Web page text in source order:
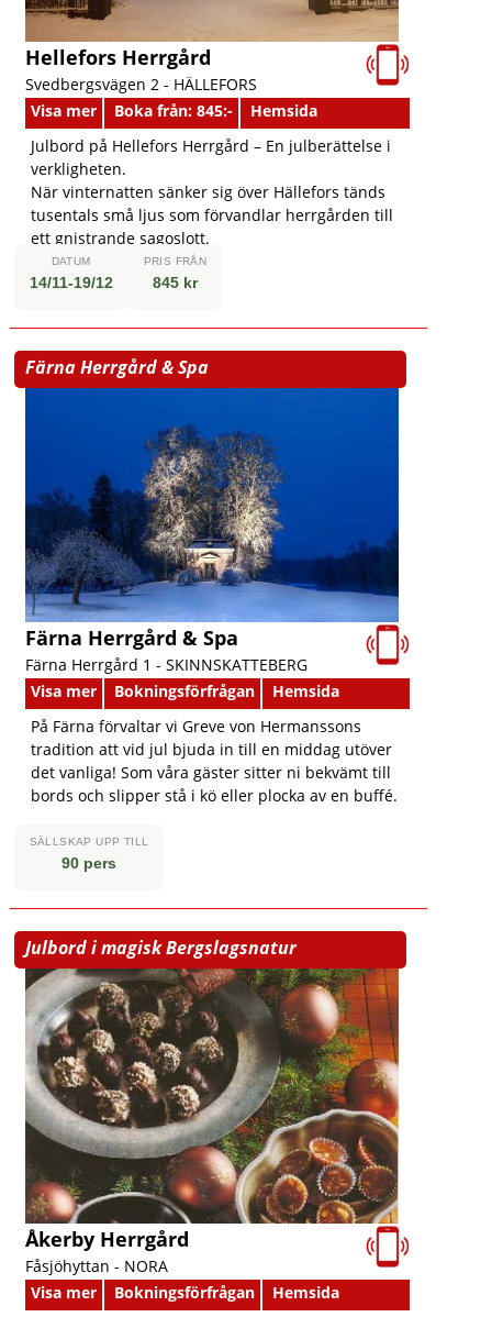
Hellefors Herrgård
Svedbergsvägen 2 - HÄLLEFORS
Visa mer
Boka från: 845:-
Hemsida
Julbord på Hellefors Herrgård – En julberättelse i
verkligheten.
När vinternatten sänker sig över Hällefors tänds
tusentals små ljus som förvandlar herrgården till
ett gnistrande sagoslott.
DATUM
14/11-19/12
PRIS FRÅN
845 kr
Färna Herrgård & Spa
Färna Herrgård & Spa
Färna Herrgård 1 - SKINNSKATTEBERG
Visa mer
Bokningsförfrågan
Hemsida
På Färna förvaltar vi Greve von Hermanssons
tradition att vid jul bjuda in till en middag utöver
det vanliga! Som våra gäster sitter ni bekvämt till
bords och slipper stå i kö eller plocka av en buffé.
SÄLLSKAP UPP TILL
90 pers
Julbord i magisk Bergslagsnatur
Åkerby Herrgård
Fåsjöhyttan - NORA
Visa mer
Bokningsförfrågan
Hemsida